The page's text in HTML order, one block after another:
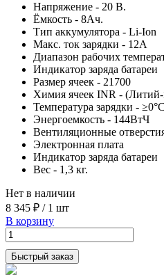
Напряжение - 20 В.
Ёмкость - 8Ач.
Тип аккумулятора - Li-Ion
Макс. ток зарядки - 12А
Диапазон рабочих
Индикатор заряда батареи
Размер ячеек - 21700
Химия ячеек INR - (Литий-
Температура зарядки - ≥0°С
Энергоемкость - 144ВтЧ
Вентиляционные
Электронная плата
Индикатор заряда батареи
Вес - 1,3 кг.
Нет в наличии
8 345 ₽ / 1 шт
В корзину
Быстрый заказ